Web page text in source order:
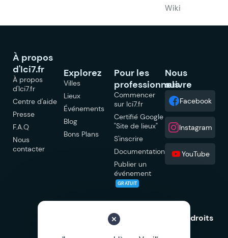
Wiki
À propos
d'Ici7.fr
À propos
d'Ici7.fr
Centre d'aide
Presse
F.A.Q
Nous
contacter
Explorez
Villes
Lieux
Événements
Blog
Bons Plans
Pour les
professionnels
Commencer
sur Ici7.fr
Certifié Google
"Site de lieux"
S'inscrire
Documentation
Publier un
événement
GRATUIT
Nous
suivre
Facebook
Instagram
YouTube
© 2026 Ici7.fr Tous droits